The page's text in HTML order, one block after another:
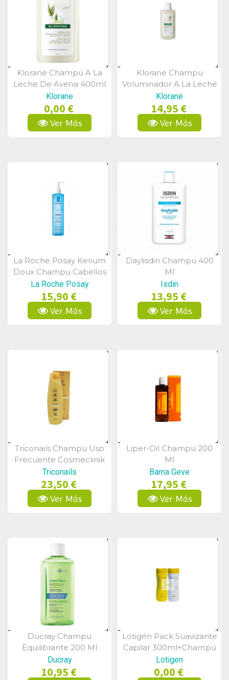
Vista Rápida
Klorane Champú A La
Leche De Avena 400ml
Klorane
0,00 €
Ver Más
Vista Rápida
Klorane Champu
Voluminador A La Leche
De Almendra 400 Ml.
Klorane
14,95 €
Ver Más
Vista Rápida
La Roche Posay Kerium
Doux Champu Cabellos
Normales 400 Ml:
La Roche Posay
15,90 €
Ver Más
Vista Rápida
Daylisdin Champu 400
Ml
Isdin
13,95 €
Ver Más
Vista Rápida
Triconails Champu Uso
Frecuente Cosmeclinik
250
Triconails
23,50 €
Ver Más
Vista Rápida
Liper-Oil Champu 200
Ml
Bama Geve
17,95 €
Ver Más
Vista Rápida
Ducray Champu
Equilibrante 200 Ml
Ducray
10,95 €
Vista Rápida
Lotigén Pack Suavizante
Capilar 300ml+champú
Frecuencia 300ml
Lotigen
0,00 €